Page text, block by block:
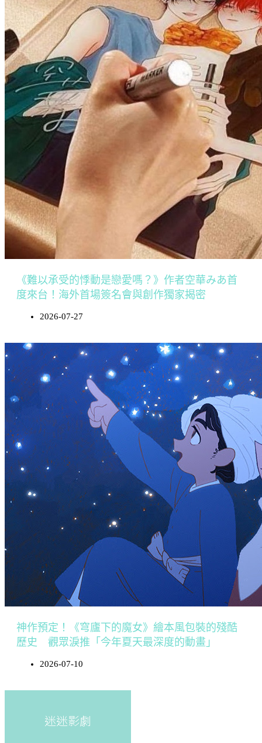
《難以承受的悸動是戀愛嗎？》作者空華みあ首
度來台！海外首場簽名會與創作獨家揭密
2026-07-27
神作預定！《穹廬下的魔女》繪本風包裝的殘酷
歷史 觀眾淚推「今年夏天最深度的動畫」
2026-07-10
迷迷影劇